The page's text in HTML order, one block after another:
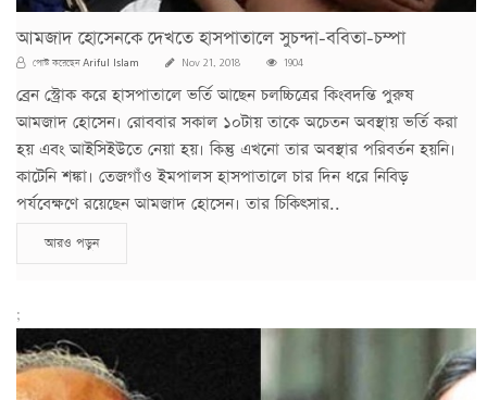
আমজাদ হোসেনকে দেখতে হাসপাতালে সুচন্দা-ববিতা-চম্পা
পোস্ট করেছেনAriful Islam Nov 21, 2018 1904
ব্রেন স্ট্রোক করে হাসপাতালে ভর্তি আছেন চলচ্চিত্রের কিংবদন্তি পুরুষ
আমজাদ হোসেন। রোববার সকাল ১০টায় তাকে অচেতন অবস্থায় ভর্তি করা
হয় এবং আইসিইউতে নেয়া হয়। কিন্তু এখনো তার অবস্থার পরিবর্তন হয়নি।
কাটেনি শঙ্কা। তেজগাঁও ইমপালস হাসপাতালে চার দিন ধরে নিবিড়
পর্যবেক্ষণে রয়েছেন আমজাদ হোসেন। তার চিকিৎসার..
আরও পড়ুন
;